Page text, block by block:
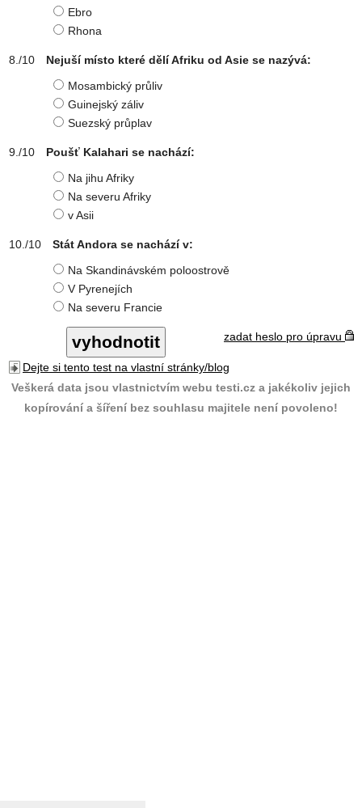
Ebro
Rhona
Nejuší místo které dělí Afriku od Asie se nazývá:
Mosambický průliv
Guinejský záliv
Suezský průplav
Poušť Kalahari se nachází:
Na jihu Afriky
Na severu Afriky
v Asii
Stát Andora se nachází v:
Na Skandinávském poloostrově
V Pyrenejích
Na severu Francie
zadat heslo pro úpravu
Dejte si tento test na vlastní stránky/blog
Veškerá data jsou vlastnictvím webu testi.cz a jakékoliv jejich
kopírování a šíření bez souhlasu majitele není povoleno!